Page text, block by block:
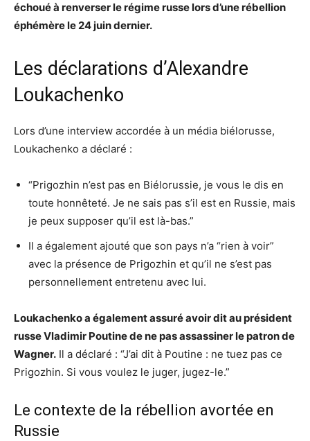
échoué à renverser le régime russe lors d’une rébellion
éphémère le 24 juin dernier.
Les déclarations d’Alexandre
Loukachenko
Lors d’une interview accordée à un média biélorusse,
Loukachenko a déclaré :
“Prigozhin n’est pas en Biélorussie, je vous le dis en
toute honnêteté. Je ne sais pas s’il est en Russie, mais
je peux supposer qu’il est là-bas.”
Il a également ajouté que son pays n’a “rien à voir”
avec la présence de Prigozhin et qu’il ne s’est pas
personnellement entretenu avec lui.
Loukachenko a également assuré avoir dit au président
russe Vladimir Poutine de ne pas assassiner le patron de
Wagner. Il a déclaré : “J’ai dit à Poutine : ne tuez pas ce
Prigozhin. Si vous voulez le juger, jugez-le.”
Le contexte de la rébellion avortée en
Russie